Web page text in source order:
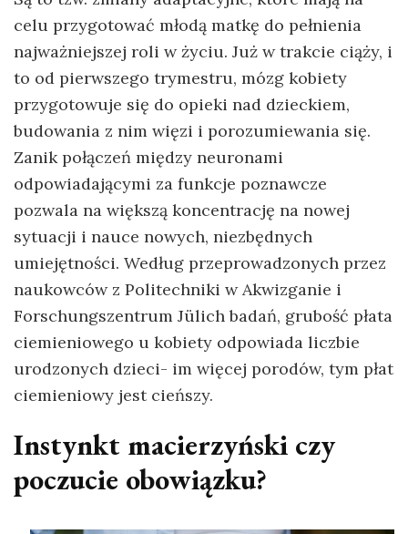
celu przygotować młodą matkę do pełnienia
najważniejszej roli w życiu. Już w trakcie ciąży, i
to od pierwszego trymestru, mózg kobiety
przygotowuje się do opieki nad dzieckiem,
budowania z nim więzi i porozumiewania się.
Zanik połączeń między neuronami
odpowiadającymi za funkcje poznawcze
pozwala na większą koncentrację na nowej
sytuacji i nauce nowych, niezbędnych
umiejętności. Według przeprowadzonych przez
naukowców z Politechniki w Akwizganie i
Forschungszentrum Jülich badań, grubość płata
ciemieniowego u kobiety odpowiada liczbie
urodzonych dzieci- im więcej porodów, tym płat
ciemieniowy jest cieńszy.
Instynkt macierzyński czy
poczucie obowiązku?